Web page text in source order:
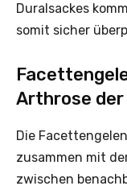
Duralsackes
somit sicher
Arthrose der
Die
zusammen mit
zwischen